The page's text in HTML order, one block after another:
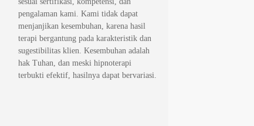
pengalaman kami. Kami tidak dapat
menjanjikan kesembuhan, karena hasil
terapi bergantung pada karakteristik dan
sugestibilitas klien. Kesembuhan adalah
hak Tuhan, dan meski hipnoterapi
terbukti efektif, hasilnya dapat bervariasi.